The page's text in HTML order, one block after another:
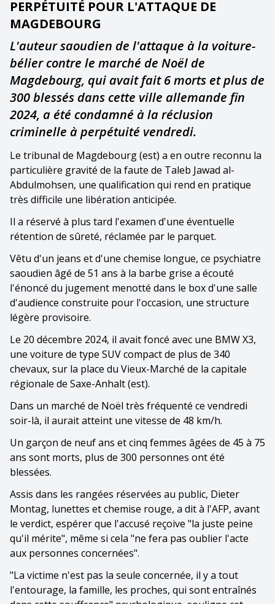
PERPÉTUITÉ POUR L'ATTAQUE DE
MAGDEBOURG
L'auteur saoudien de l'attaque à la voiture-
bélier contre le marché de Noël de
Magdebourg, qui avait fait 6 morts et plus de
300 blessés dans cette ville allemande fin
2024, a été condamné à la réclusion
criminelle à perpétuité vendredi.
Le tribunal de Magdebourg (est) a en outre reconnu la
particulière gravité de la faute de Taleb Jawad al-
Abdulmohsen, une qualification qui rend en pratique
très difficile une libération anticipée.
Il a réservé à plus tard l'examen d'une éventuelle
rétention de sûreté, réclamée par le parquet.
Vêtu d'un jeans et d'une chemise longue, ce psychiatre
saoudien âgé de 51 ans à la barbe grise a écouté
l'énoncé du jugement menotté dans le box d'une salle
d'audience construite pour l'occasion, une structure
légère provisoire.
Le 20 décembre 2024, il avait foncé avec une BMW X3,
une voiture de type SUV compact de plus de 340
chevaux, sur la place du Vieux-Marché de la capitale
régionale de Saxe-Anhalt (est).
Dans un marché de Noël très fréquenté ce vendredi
soir-là, il aurait atteint une vitesse de 48 km/h.
Un garçon de neuf ans et cinq femmes âgées de 45 à 75
ans sont morts, plus de 300 personnes ont été
blessées.
Assis dans les rangées réservées au public, Dieter
Montag, lunettes et chemise rouge, a dit à l'AFP, avant
le verdict, espérer que l'accusé reçoive "la juste peine
qu'il mérite", même si cela "ne fera pas oublier l'acte
aux personnes concernées".
"La victime n'est pas la seule concernée, il y a tout
l'entourage, la famille, les proches, qui sont entraînés